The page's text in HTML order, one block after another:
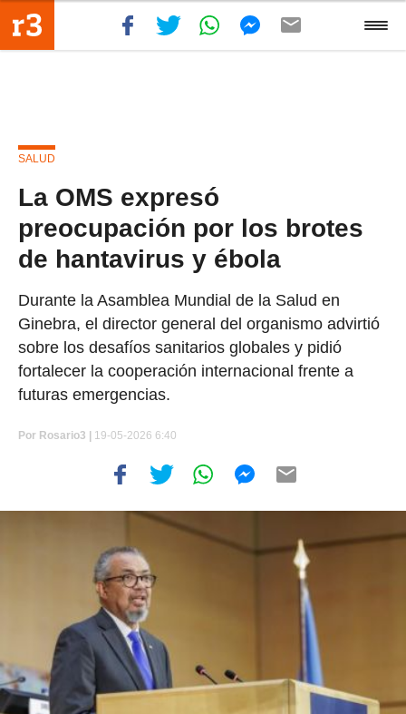
SALUD
La OMS expresó
preocupación por los brotes
de hantavirus y ébola
Durante la Asamblea Mundial de la Salud en
Ginebra, el director general del organismo advirtió
sobre los desafíos sanitarios globales y pidió
fortalecer la cooperación internacional frente a
futuras emergencias.
Por Rosario3 | 19-05-2026 6:40